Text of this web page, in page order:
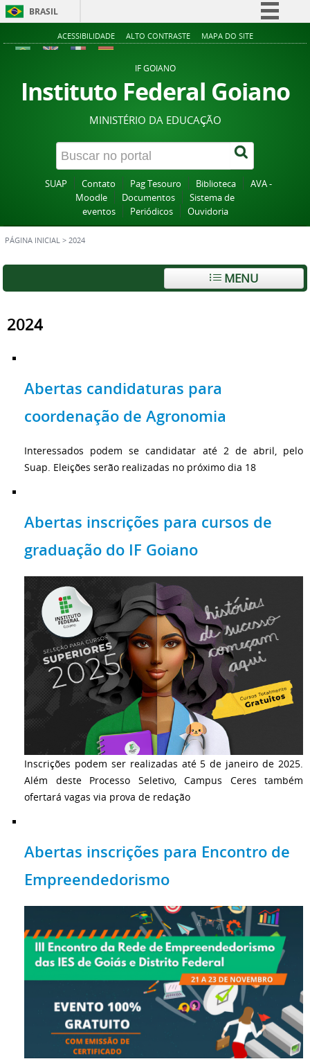
BRASIL
Simplifique!
Acesso à informação
Legislação
Canais
ACESSIBILIDADE ALTO CONTRASTE MAPA DO SITE
IF GOIANO
Instituto Federal Goiano
MINISTÉRIO DA EDUCAÇÃO
SUAP Contato Pag Tesouro Biblioteca
AVA -
Moodle
Documentos
Sistema de
eventos
Periódicos Ouvidoria
PÁGINA INICIAL > 2024
MENU
2024
Abertas candidaturas para
coordenação de Agronomia
Interessados podem se candidatar até 2 de abril, pelo
Suap. Eleições serão realizadas no próximo dia 18
Abertas inscrições para cursos de
graduação do IF Goiano
Inscrições podem ser realizadas até 5 de janeiro de 2025.
Além deste Processo Seletivo, Campus Ceres também
ofertará vagas via prova de redação
Abertas inscrições para Encontro de
Empreendedorismo